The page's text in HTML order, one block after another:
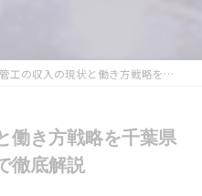
の収入の現状と働き方戦略を千葉県長生郡長生村の事例で徹底解説
働き方戦略を千葉県
徹底解説